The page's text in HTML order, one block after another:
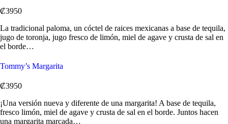
₡3950
La tradicional paloma, un cóctel de raices mexicanas a base de tequila,
jugo de toronja, jugo fresco de limón, miel de agave y crusta de sal en
el borde…
Tommy’s Margarita
₡3950
¡Una versión nueva y diferente de una margarita! A base de tequila,
fresco limón, miel de agave y crusta de sal en el borde. Juntos hacen
una margarita marcada…